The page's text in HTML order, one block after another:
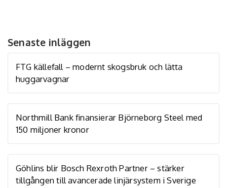
Senaste inläggen
FTG källefall – modernt skogsbruk och lätta
huggarvagnar
Northmill Bank finansierar Björneborg Steel med
150 miljoner kronor
Göhlins blir Bosch Rexroth Partner – stärker
tillgången till avancerade linjärsystem i Sverige